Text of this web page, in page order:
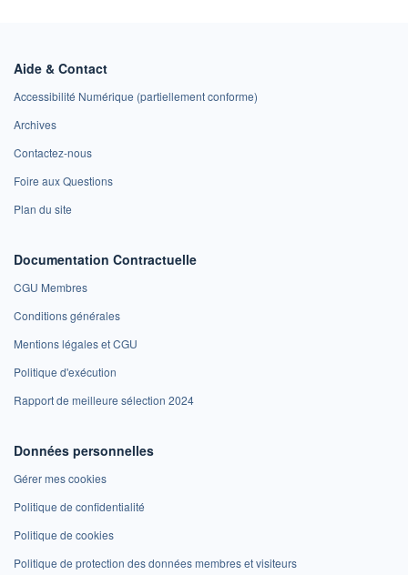
Aide & Contact
Accessibilité Numérique (partiellement conforme)
Archives
Contactez-nous
Foire aux Questions
Plan du site
Documentation Contractuelle
CGU Membres
Conditions générales
Mentions légales et CGU
Politique d'exécution
Rapport de meilleure sélection 2024
Données personnelles
Gérer mes cookies
Politique de confidentialité
Politique de cookies
Politique de protection des données membres et visiteurs